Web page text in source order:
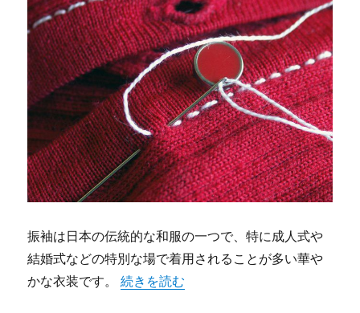
振袖は日本の伝統的な和服の一つで、特に成人式や
結婚式などの特別な場で着用されることが多い華や
かな衣装です。“札幌で体験する振袖の華やかさと伝統
続きを読む